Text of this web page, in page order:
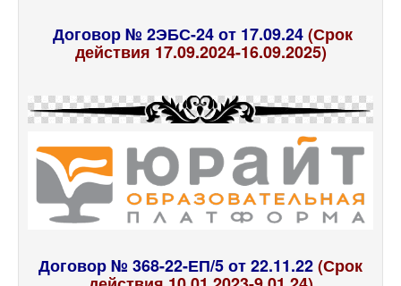
Договор № 2ЭБС-24 от 17.09.24(Срок
действия 17.09.2024-16.09.2025)
Договор № 368-22-ЕП/5 от 22.11.22(Срок